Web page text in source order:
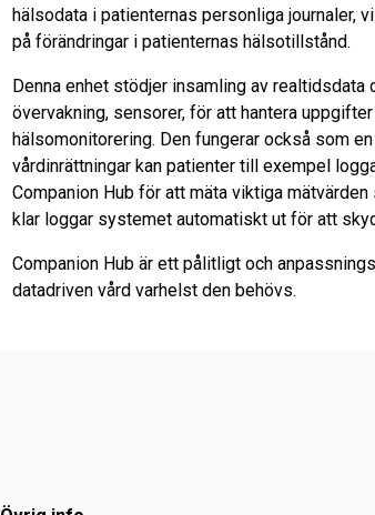
hälsodata i patienternas personliga journaler,
på förändringar i patienternas hälsotillstånd.
Denna enhet stödjer insamling av
övervakning, sensorer, för att hantera
hälsomonitorering. Den fungerar också som
vårdinrättningar kan patienter till exempel
Companion Hub för att mäta viktiga
klar loggar systemet automatiskt ut för att
Companion Hub är ett pålitligt och
datadriven vård varhelst den behövs.